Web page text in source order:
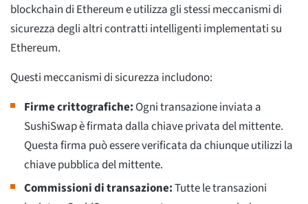
blockchain di Ethereum e utilizza gli stessi meccanismi di
sicurezza degli altri contratti intelligenti implementati su
Ethereum.
Questi meccanismi di sicurezza includono:
Firme crittografiche: Ogni transazione inviata a
SushiSwap è firmata dalla chiave privata del mittente.
Questa firma può essere verificata da chiunque utilizzi la
chiave pubblica del mittente.
Commissioni di transazione:Tutte le transazioni